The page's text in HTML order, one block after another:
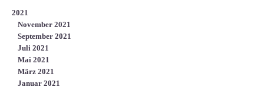
2021
November 2021
September 2021
Juli 2021
Mai 2021
März 2021
Januar 2021